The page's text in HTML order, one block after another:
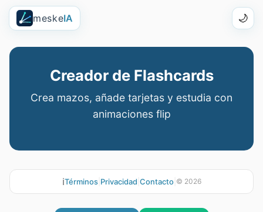
meskeIA 🌙
Creador de Flashcards
Crea mazos, añade tarjetas y estudia con
animaciones flip
ℹ️Términos| Privacidad Contacto| © 2026